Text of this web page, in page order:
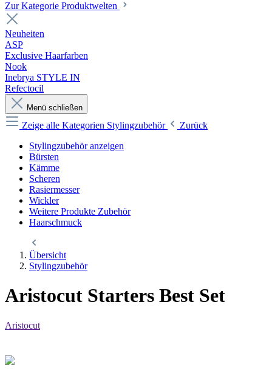
Zur Kategorie Produktwelten
Neuheiten
ASP
Exclusive Haarfarben
Nook
Inebrya STYLE IN
Refectocil
Menü schließen
Zeige alle Kategorien Stylingzubehör
Zurück
Stylingzubehör anzeigen
Bürsten
Kämme
Scheren
Rasiermesser
Wickler
Weitere Produkte Zubehör
Haarschmuck
Übersicht
Stylingzubehör
Aristocut Starters Best Set
Aristocut